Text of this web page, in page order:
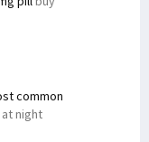
common
night